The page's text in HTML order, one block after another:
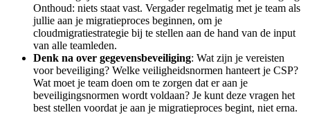
Onthoud: niets staat vast. Vergader regelmatig met je team als
jullie aan je migratieproces beginnen, om je
cloudmigratiestrategie bij te stellen aan de hand van de input
van alle teamleden.
Denk na over gegevensbeveiliging: Wat zijn je vereisten
voor beveiliging? Welke veiligheidsnormen hanteert je CSP?
Wat moet je team doen om te zorgen dat er aan je
beveiligingsnormen wordt voldaan? Je kunt deze vragen het
best stellen voordat je aan je migratieproces begint, niet erna.